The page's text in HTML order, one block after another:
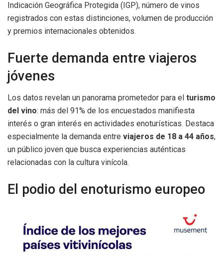
Indicación Geográfica Protegida (IGP), número de vinos
registrados con estas distinciones, volumen de producción
y premios internacionales obtenidos.
Fuerte demanda entre viajeros
jóvenes
Los datos revelan un panorama prometedor para el turismo
del vino: más del 91% de los encuestados manifiesta
interés o gran interés en actividades enoturísticas. Destaca
especialmente la demanda entre viajeros de 18 a 44 años,
un público joven que busca experiencias auténticas
relacionadas con la cultura vinícola.
El podio del enoturismo europeo